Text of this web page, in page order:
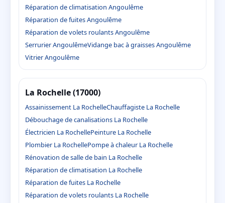
Réparation de climatisation Angoulême
Réparation de fuites Angoulême
Réparation de volets roulants Angoulême
Serrurier AngoulêmeVidange bac à graisses Angoulême
Vitrier Angoulême
La Rochelle (17000)
Assainissement La RochelleChauffagiste La Rochelle
Débouchage de canalisations La Rochelle
Électricien La RochellePeinture La Rochelle
Plombier La RochellePompe à chaleur La Rochelle
Rénovation de salle de bain La Rochelle
Réparation de climatisation La Rochelle
Réparation de fuites La Rochelle
Réparation de volets roulants La Rochelle